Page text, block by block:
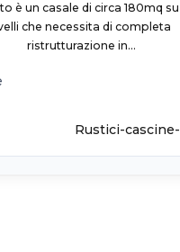
è un casale di circa 180mq
che necessita di completa
ristrutturazione in…
Rustici-